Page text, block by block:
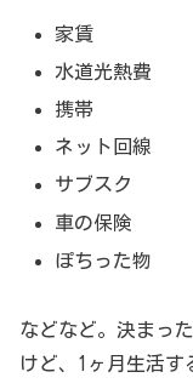
家賃
水道光熱費
携帯
ネット回線
サブスク
車の保険
ぽちった物
などなど。決まっ
けど、1ヶ月生活す